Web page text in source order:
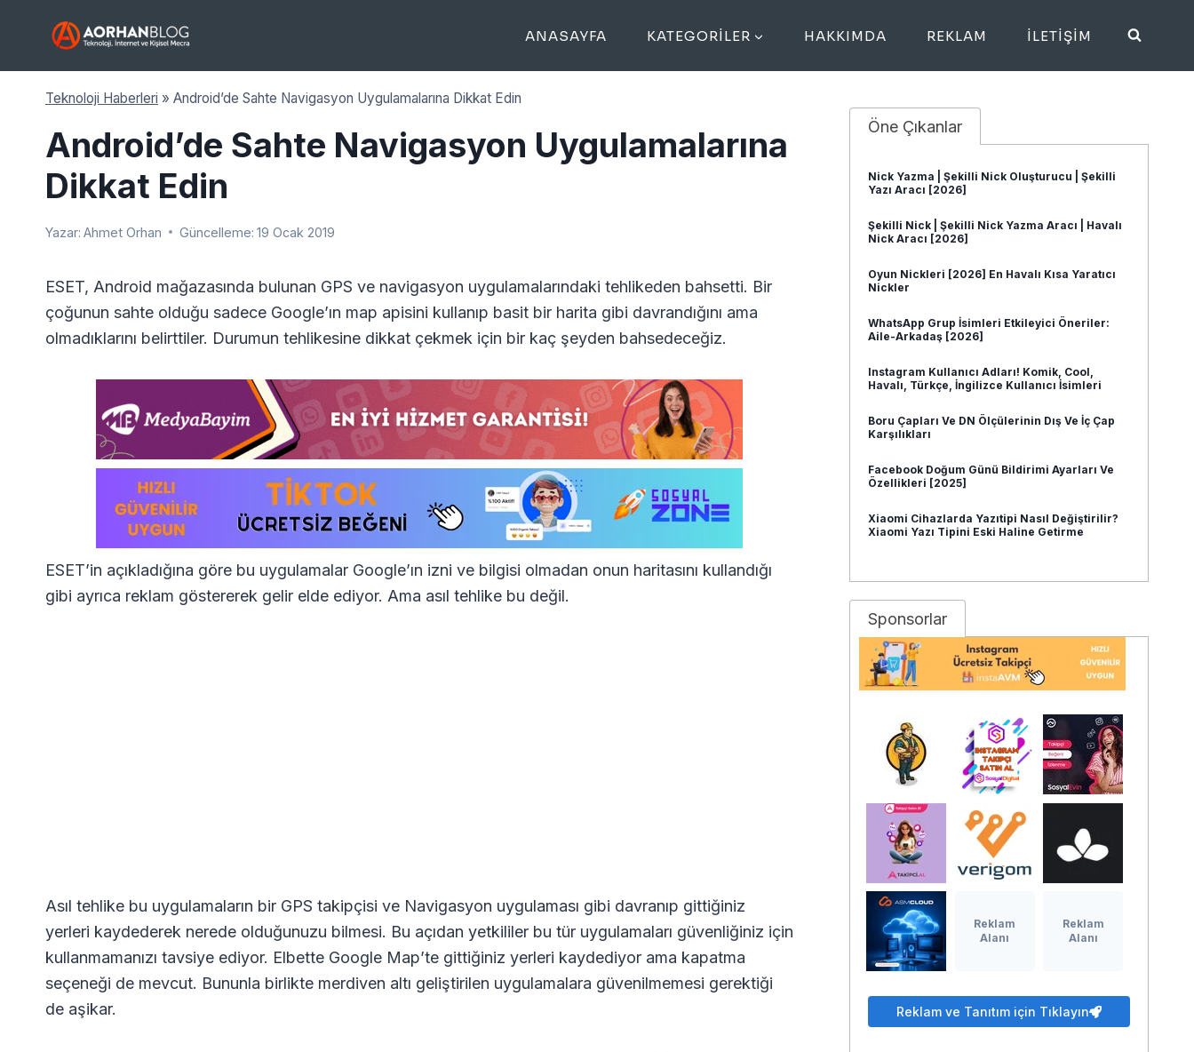
ANASAYFA KATEGORILER HAKKIMDA REKLAM İLETIŞIM
Teknoloji Haberleri » Android’de Sahte Navigasyon Uygulamalarına Dikkat Edin
Android’de Sahte Navigasyon Uygulamalarına
Dikkat Edin
Yazar: Ahmet Orhan Güncelleme: 19 Ocak 2019
ESET, Android mağazasında bulunan GPS ve navigasyon uygulamalarındaki tehlikeden bahsetti. Bir
çoğunun sahte olduğu sadece Google’ın map apisini kullanıp basit bir harita gibi davrandığını ama
olmadıklarını belirttiler. Durumun tehlikesine dikkat çekmek için bir kaç şeyden bahsedeceğiz.
ESET’in açıkladığına göre bu uygulamalar Google’ın izni ve bilgisi olmadan onun haritasını kullandığı
gibi ayrıca reklam göstererek gelir elde ediyor. Ama asıl tehlike bu değil.
Asıl tehlike bu uygulamaların bir GPS takipçisi ve Navigasyon uygulaması gibi davranıp gittiğiniz
yerleri kaydederek nerede olduğunuzu bilmesi. Bu açıdan yetkililer bu tür uygulamaları güvenliğiniz için
kullanmamanızı tavsiye ediyor. Elbette Google Map’te gittiğiniz yerleri kaydediyor ama kapatma
seçeneği de mevcut. Bununla birlikte merdiven altı geliştirilen uygulamalara güvenilmemesi gerektiği
de aşikar.
Öne Çıkanlar
Nick Yazma | Şekilli Nick Oluşturucu | Şekilli
Yazı Aracı [2026]
Şekilli Nick | Şekilli Nick Yazma Aracı | Havalı
Nick Aracı [2026]
Oyun Nickleri [2026] En Havalı Kısa Yaratıcı
Nickler
WhatsApp Grup İsimleri Etkileyici Öneriler:
Aile-Arkadaş [2026]
Instagram Kullanıcı Adları! Komik, Cool,
Havalı, Türkçe, İngilizce Kullanıcı İsimleri
Boru Çapları Ve DN Ölçülerinin Dış Ve İç Çap
Karşılıkları
Facebook Doğum Günü Bildirimi Ayarları Ve
Özellikleri [2025]
Xiaomi Cihazlarda Yazıtipi Nasıl Değiştirilir?
Xiaomi Yazı Tipini Eski Haline Getirme
Sponsorlar
Reklam
Alanı
Reklam
Alanı
Reklam ve Tanıtım için Tıklayın